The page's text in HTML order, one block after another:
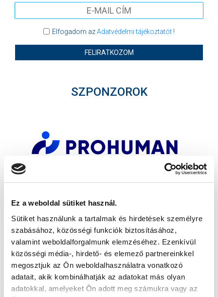
Ez a weboldal sütiket használ.
Sütiket használunk a tartalmak és hirdetések személyre
szabásához, közösségi funkciók biztosításához,
valamint weboldalforgalmunk elemzéséhez. Ezenkívül
közösségi média-, hirdető- és elemező partnereinkkel
megosztjuk az Ön weboldalhasználatra vonatkozó
adatait, akik kombinálhatják az adatokat más olyan
adatokkal, amelyeket Ön adott meg számukra vagy az
Elfogadom azAdatvédelmi tájékoztatót!
FELIRATKOZOM
SZPONZOROK